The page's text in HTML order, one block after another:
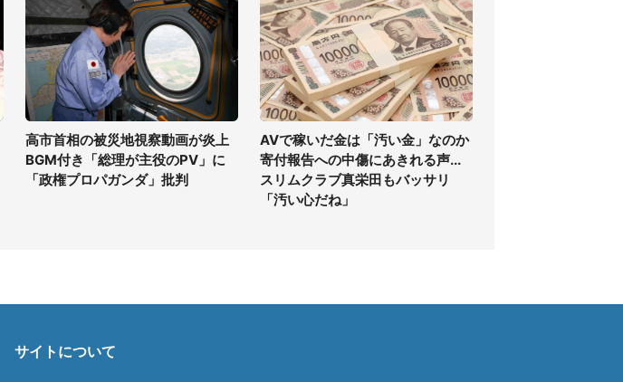
高市首相の被災地視察動画が炎上
BGM付き「総理が主役のPV」に
「政権プロパガンダ」批判
AVで稼いだ金は「汚い金」なのか
寄付報告への中傷にあきれる声...
スリムクラブ真栄田もバッサリ
「汚い心だね」
サイトについて